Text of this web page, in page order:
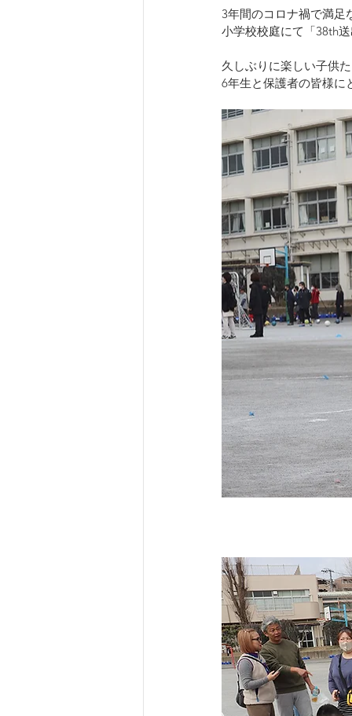
3年間のコロナ禍で満足
小学校校庭にて「38th
久しぶりに楽しい子供
6年生と保護者の皆様に